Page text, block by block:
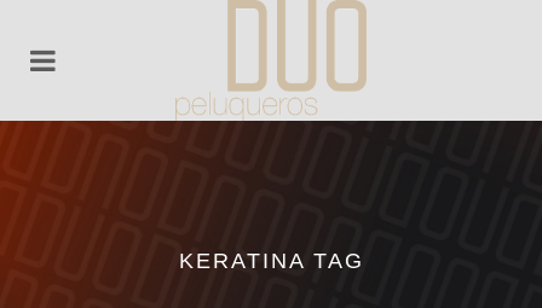
KERATINA TAG